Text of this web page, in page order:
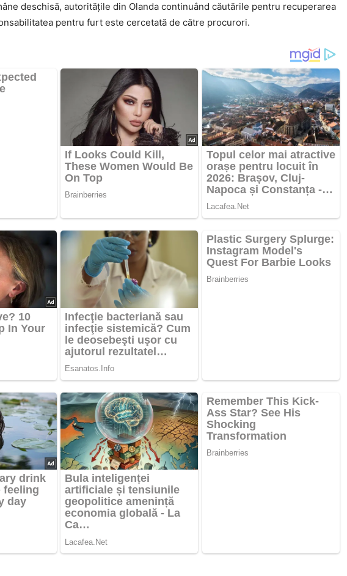
deschisă, autoritățile din Olanda continuând căutările pentru recuperarea
pentru furt este cercetată de către procurori.